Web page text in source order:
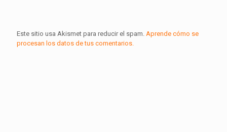
Este sitio usa Akismet para reducir el spam. Aprende cómo se
procesan los datos de tus comentarios.